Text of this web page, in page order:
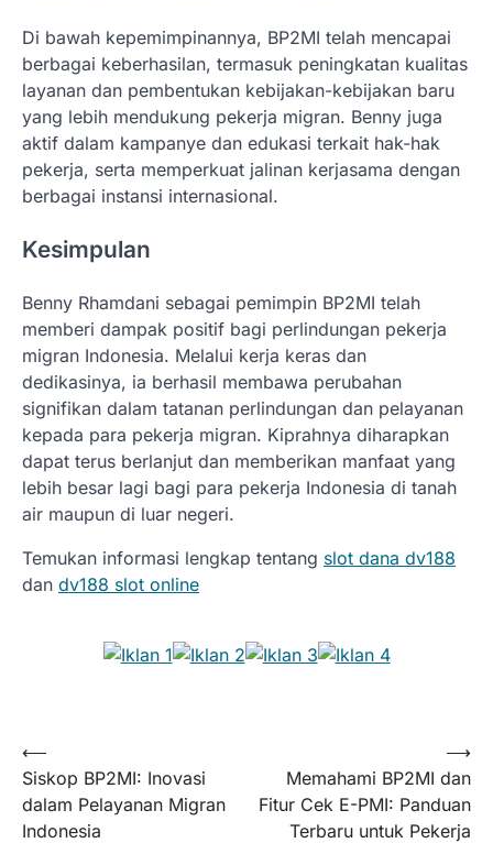
Di bawah kepemimpinannya, BP2MI telah mencapai
berbagai keberhasilan, termasuk peningkatan kualitas
layanan dan pembentukan kebijakan-kebijakan baru
yang lebih mendukung pekerja migran. Benny juga
aktif dalam kampanye dan edukasi terkait hak-hak
pekerja, serta memperkuat jalinan kerjasama dengan
berbagai instansi internasional.
Kesimpulan
Benny Rhamdani sebagai pemimpin BP2MI telah
memberi dampak positif bagi perlindungan pekerja
migran Indonesia. Melalui kerja keras dan
dedikasinya, ia berhasil membawa perubahan
signifikan dalam tatanan perlindungan dan pelayanan
kepada para pekerja migran. Kiprahnya diharapkan
dapat terus berlanjut dan memberikan manfaat yang
lebih besar lagi bagi para pekerja Indonesia di tanah
air maupun di luar negeri.
Temukan informasi lengkap tentang slot dana dv188
dan dv188 slot online
Post
navigation
⟵
Siskop BP2MI: Inovasi
dalam Pelayanan Migran
Indonesia
Memahami BP2MI dan
Fitur Cek E-PMI: Panduan
Terbaru untuk Pekerja
⟶